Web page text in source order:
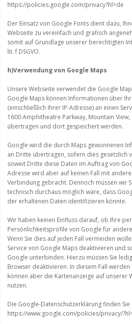
https://policies.google.com/privacy?hl=de
Der Einsatz von Google Fonts dient dazu,
Webseite zu vereinfach und grafisch
somit auf Grundlage unserer berechtigten
lit. f DSGVO.
h)Verwendung von Google Maps
Unsere Webseite verwendet die Google
Google Maps können Informationen über
(einschließlich Ihrer IP-Adresse) an einen
1600 Amphitheatre Parkway, Mountain
übertragen und dort gespeichert werden.
Google wird die durch Maps gewonnenen
an Dritte übertragen, sofern dies gesetzlich
soweit Dritte diese Daten im Auftrag von
Adresse wird aber auf keinen Fall mit
Verbindung gebracht. Dennoch müssen wir
technisch durchaus möglich wäre, dass
der erhaltenen Daten identifizieren könnte.
Wir haben keinen Einfluss darauf, ob Ihre
Persönlichkeitsprofile von Google für
Wenn Sie dies auf jeden Fall vermeiden
Service von Google Maps deaktivieren und
Google unterbinden. Hierzu müssen Sie
Browser deaktivieren. In diesem Fall
können aber die Kartenanzeige auf unserer
nutzen.
Die Google-Datenschutzerklärung finden Sie
https://www.google.com/policies/privacy/